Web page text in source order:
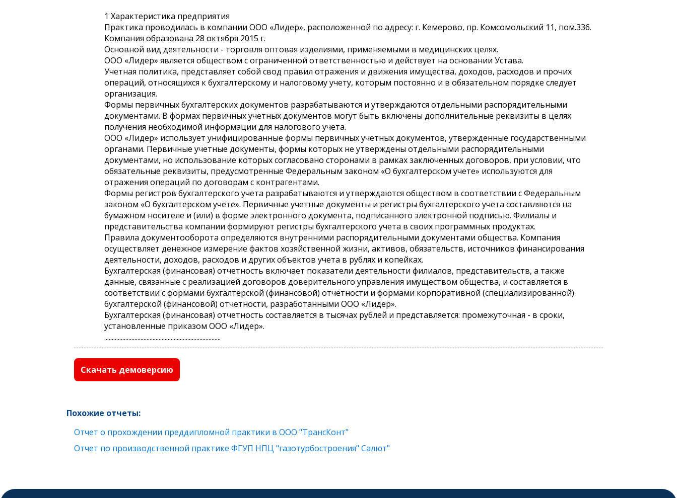
1 Характеристика предприятия
Практика проводилась в компании ООО «Лидер», расположенной по адресу: г. Кемерово, пр. Комсомольский 11, пом.336.
Компания образована 28 октября 2015 г.
Основной вид деятельности - торговля оптовая изделиями, применяемыми в медицинских целях.
ООО «Лидер» является обществом с ограниченной ответственностью и действует на основании Устава.
Учетная политика, представляет собой свод правил отражения и движения имущества, доходов, расходов и прочих
операций, относящихся к бухгалтерскому и налоговому учету, которым постоянно и в обязательном порядке следует
организация.
Формы первичных бухгалтерских документов разрабатываются и утверждаются отдельными распорядительными
документами. В формах первичных учетных документов могут быть включены дополнительные реквизиты в целях
получения необходимой информации для налогового учета.
ООО «Лидер» использует унифицированные формы первичных учетных документов, утвержденные государственными
органами. Первичные учетные документы, формы которых не утверждены отдельными распорядительными
документами, но использование которых согласовано сторонами в рамках заключенных договоров, при условии, что
обязательные реквизиты, предусмотренные Федеральным законом «О бухгалтерском учете» используются для
отражения операций по договорам с контрагентами.
Формы регистров бухгалтерского учета разрабатываются и утверждаются обществом в соответствии с Федеральным
законом «О бухгалтерском учете». Первичные учетные документы и регистры бухгалтерского учета составляются на
бумажном носителе и (или) в форме электронного документа, подписанного электронной подписью. Филиалы и
представительства компании формируют регистры бухгалтерского учета в своих программных продуктах.
Правила документооборота определяются внутренними распорядительными документами общества. Компания
осуществляет денежное измерение фактов хозяйственной жизни, активов, обязательств, источников финансирования
деятельности, доходов, расходов и других объектов учета в рублях и копейках.
Бухгалтерская (финансовая) отчетность включает показатели деятельности филиалов, представительств, а также
данные, связанные с реализацией договоров доверительного управления имуществом общества, и составляется в
соответствии с формами бухгалтерской (финансовой) отчетности и формами корпоративной (специализированной)
бухгалтерской (финансовой) отчетности, разработанными ООО «Лидер».
Бухгалтерская (финансовая) отчетность составляется в тысячах рублей и представляется: промежуточная - в сроки,
установленные приказом ООО «Лидер».
.............................................................................
Скачать демоверсию
Похожие отчеты:
Отчет о прохождении преддипломной практики в ООО "ТрансКонт"
Отчет по производственной практике ФГУП НПЦ "газотурбостроения" Салют"